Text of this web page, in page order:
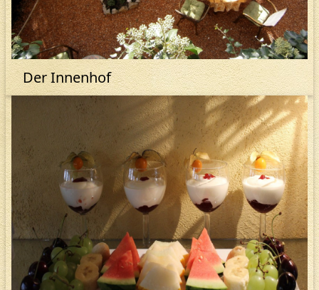
Der Innenhof